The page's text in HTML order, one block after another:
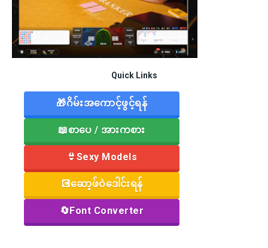
Quick Links
🎁ဂိမ်းအကောင့်ဖွင့်ရန်
📖စာပေ / အားကစား
👙Sexy Models
💽ဆော့ဖ်ဝဲဒေါင်းရန်
🔄Font Converter